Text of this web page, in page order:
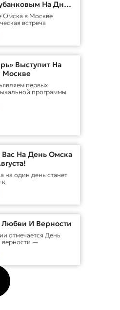
На Дне
Омска в Москве
встреча
Выступит На
Москве
первых
программы
На День Омска
на один день станет
к
И Верности
отмечается День
верности —